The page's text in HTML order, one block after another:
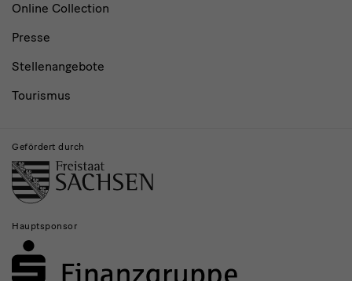
Online Collection
Presse
Stellenangebote
Tourismus
Gefördert durch
Hauptsponsor